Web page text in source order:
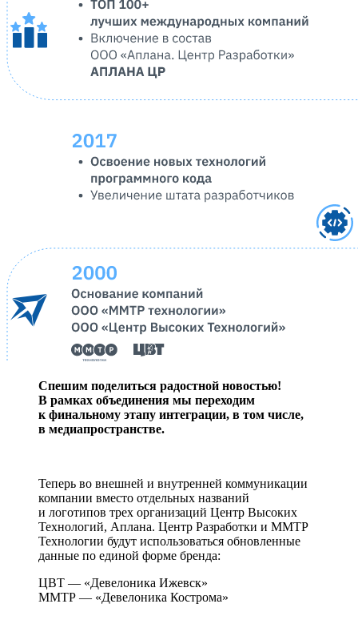
Спешим поделиться радостной новостью!
В рамках объединения мы переходим
к финальному этапу интеграции, в том числе,
в медиапространстве.
Теперь во внешней и внутренней коммуникации
компании вместо отдельных названий
и логотипов трех организаций Центр Высоких
Технологий, Аплана. Центр Разработки и ММТР
Технологии будут использоваться обновленные
данные по единой форме бренда:
ЦВТ — «Девелоника Ижевск»
ММТР — «Девелоника Кострома»